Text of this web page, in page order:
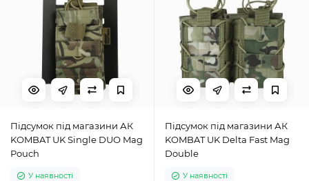
Підсумок під магазини АК
KOMBAT UK Single DUO Mag
Pouch
У наявності
Підсумок під магазини АК
KOMBAT UK Delta Fast Mag
Double
У наявності